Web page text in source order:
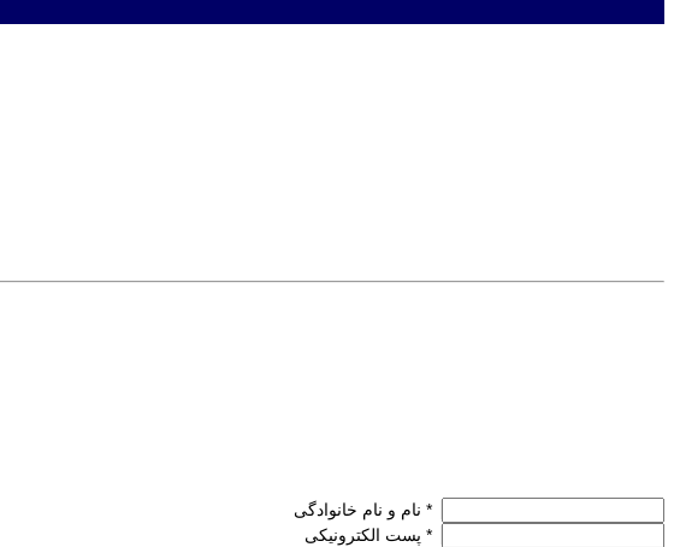
نام و نام خانوادگی *
پست الکترونیکی *